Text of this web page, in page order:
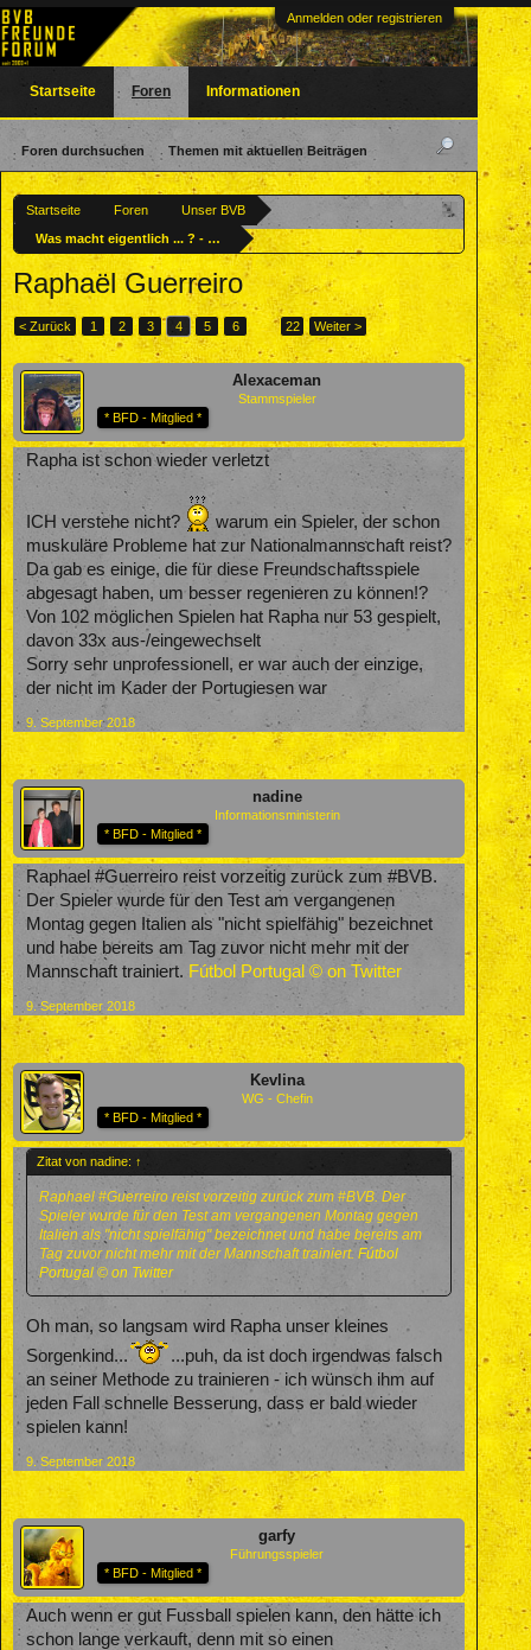
Anmelden oder registrieren
Startseite Foren
Unser BVB
Was macht eigentlich ... ? - Ehemalige BVBler
Raphaël Guerreiro
< Zurück 1 2 3 4 5 6 → 22 Weiter >
Alexaceman
Stammspieler
* BFD - Mitglied *
Rapha ist schon wieder verletzt
ICH verstehe nicht?
warum ein Spieler, der schon
muskuläre Probleme hat zur Nationalmannschaft reist?
Da gab es einige, die für diese Freundschaftsspiele
abgesagt haben, um besser regenieren zu können!?
Von 102 möglichen Spielen hat Rapha nur 53 gespielt,
davon 33x aus-/eingewechselt
Sorry sehr unprofessionell, er war auch der einzige,
der nicht im Kader der Portugiesen war
9. September 2018
nadine
Informationsministerin
* BFD - Mitglied *
Raphael #Guerreiro reist vorzeitig zurück zum #BVB.
Der Spieler wurde für den Test am vergangenen
Montag gegen Italien als "nicht spielfähig" bezeichnet
und habe bereits am Tag zuvor nicht mehr mit der
Mannschaft trainiert. Fútbol Portugal © on Twitter
9. September 2018
Kevlina
WG - Chefin
* BFD - Mitglied *
Zitat von nadine: ↑
Raphael #Guerreiro reist vorzeitig zurück zum #BVB. Der
Spieler wurde für den Test am vergangenen Montag gegen
Italien als "nicht spielfähig" bezeichnet und habe bereits am
Tag zuvor nicht mehr mit der Mannschaft trainiert. Fútbol
Portugal © on Twitter
Oh man, so langsam wird Rapha unser kleines
Sorgenkind...
...puh, da ist doch irgendwas falsch
an seiner Methode zu trainieren - ich wünsch ihm auf
jeden Fall schnelle Besserung, dass er bald wieder
spielen kann!
9. September 2018
garfy
Führungsspieler
* BFD - Mitglied *
Auch wenn er gut Fussball spielen kann, den hätte ich
schon lange verkauft, denn mit so einen
Startseite Foren
Foren durchsuchen Themen mit aktuellen Beiträgen
Informationen